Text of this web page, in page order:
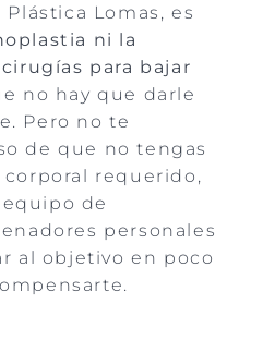
Lomas, es
ni la
para bajar
no hay que darle
Pero no te
de que no tengas
requerido,
de
personales
al objetivo en poco